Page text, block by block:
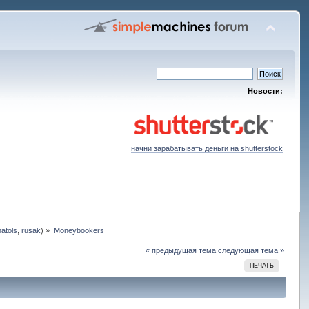
Новости:
начни зарабатывать деньги на shutterstock
,rusak) » Moneybookers
« предыдущая тема следующая тема »
ПЕЧАТЬ